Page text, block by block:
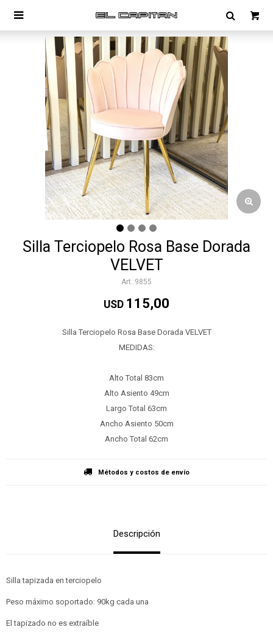

Silla Terciopelo Rosa Base Dorada
VELVET
9855
USD 115,00
Silla Terciopelo Rosa Base Dorada VELVET
MEDIDAS:
Alto Total 83cm
Alto Asiento 49cm
Largo Total 63cm
Ancho Asiento 50cm
Ancho Total 62cm
Métodos y costos de envío
Descripción
Silla tapizada en terciopelo
Peso máximo soportado: 90kg cada una
El tapizado no es extraíble